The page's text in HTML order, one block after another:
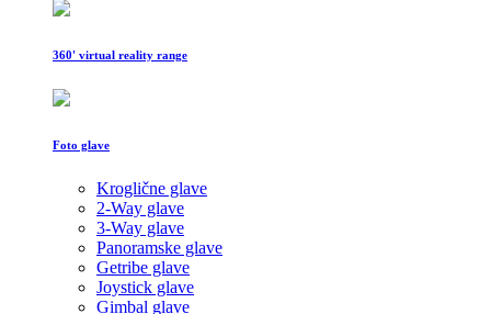
360' virtual reality range
Foto glave
Kroglične glave
2-Way glave
3-Way glave
Panoramske glave
Getribe glave
Joystick glave
Gimbal glave